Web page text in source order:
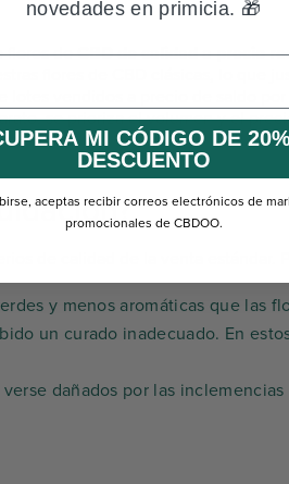
flores deCBD de calidad a precio
flores de CBD clásicas, lo que
vendidos a precio de saldo
se prioriza el volumen y el
de calidad de la venta estándar.
y menos aromáticas que las
un curado inadecuado. En
dañados por las
novedades en primicia. 🎁
MI CÓDIGO DE
DESCUENTO
aceptas recibir correos electrónicos de
promocionales de CBDOO.